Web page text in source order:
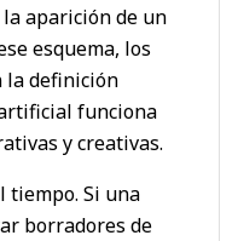
aparición de un
esquema, los
la definición
funciona
y creativas.
tiempo. Si una
borradores de